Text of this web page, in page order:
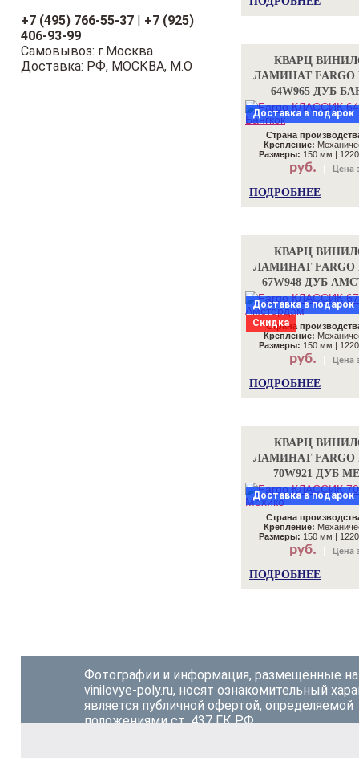
КВАРЦ
ЛАМИНАТ
64W965 ДУБ
Доставка в подарок
Страна
Крепление:
Размеры: 150 мм |
руб. Цена
ПОДРОБНЕЕ
КВАРЦ
ЛАМИНАТ
67W948 ДУБ
Доставка в подарок
Скидка
Страна
Крепление:
Размеры: 150 мм |
руб. Цена
ПОДРОБНЕЕ
КВАРЦ
ЛАМИНАТ
70W921 ДУБ
Доставка в подарок
Страна
Крепление:
Размеры: 150 мм |
руб. Цена
ПОДРОБНЕЕ
+7 (495) 766-55-37 | +7 (925)
406-93-99
Самовывоз: г.Москва
Доставка: РФ, МОСКВА, М.О
Фотографии и информация, размещённые на
vinilovye-poly.ru, носят ознакомительный
является публичной офертой, определяемой
положениями ст. 437 ГК РФ.